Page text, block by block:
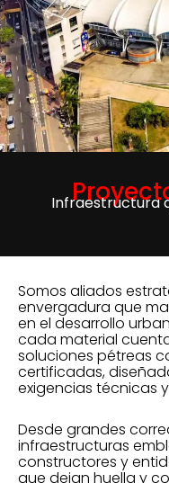
Infraestructura
Somos aliados
envergadura que
en el desarrollo
cada material
soluciones pétreas
certificadas,
exigencias técnicas
Desde grandes
infraestructuras
constructores y
que dejan huella y